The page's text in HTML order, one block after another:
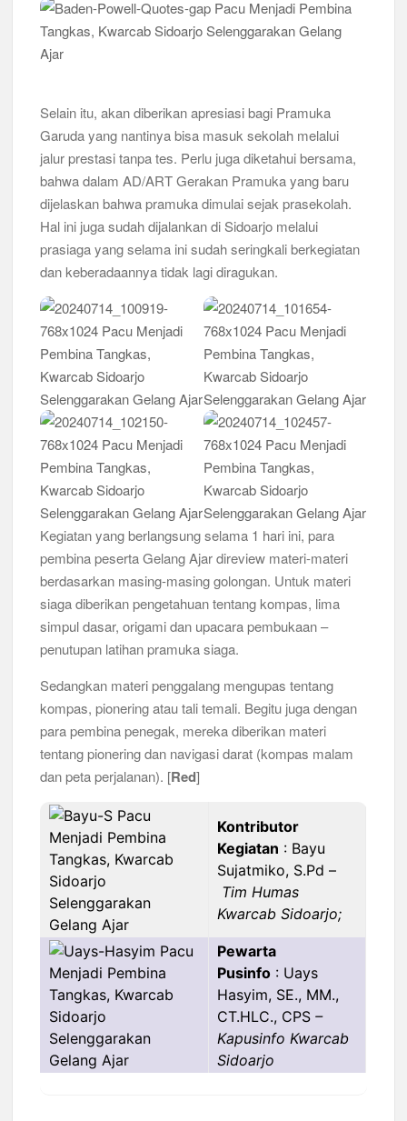
Selain itu, akan diberikan apresiasi bagi Pramuka
Garuda yang nantinya bisa masuk sekolah melalui
jalur prestasi tanpa tes. Perlu juga diketahui bersama,
bahwa dalam AD/ART Gerakan Pramuka yang baru
dijelaskan bahwa pramuka dimulai sejak prasekolah.
Hal ini juga sudah dijalankan di Sidoarjo melalui
prasiaga yang selama ini sudah seringkali berkegiatan
dan keberadaannya tidak lagi diragukan.
Kegiatan yang berlangsung selama 1 hari ini, para
pembina peserta Gelang Ajar direview materi-materi
berdasarkan masing-masing golongan. Untuk materi
siaga diberikan pengetahuan tentang kompas, lima
simpul dasar, origami dan upacara pembukaan –
penutupan latihan pramuka siaga.
Sedangkan materi penggalang mengupas tentang
kompas, pionering atau tali temali. Begitu juga dengan
para pembina penegak, mereka diberikan materi
tentang pionering dan navigasi darat (kompas malam
dan peta perjalanan). [Red]
Kontributor
Kegiatan : Bayu
Sujatmiko, S.Pd –
Tim Humas
Kwarcab Sidoarjo;
Pewarta
Pusinfo : Uays
Hasyim, SE., MM.,
CT.HLC., CPS–
Kapusinfo Kwarcab
Sidoarjo